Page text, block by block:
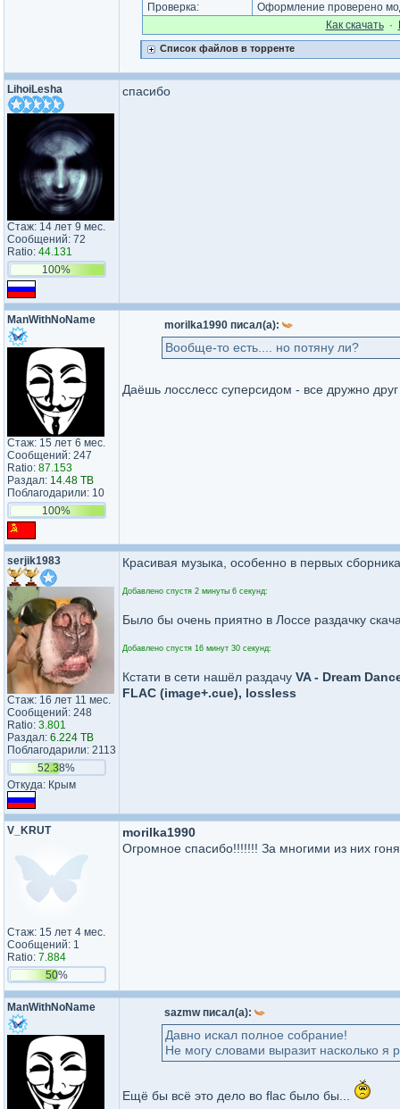
Проверка:
Оформление проверено
Как cкачать·
Список файлов в торренте
LihoiLesha
Стаж: 14 лет 9 мес.
Сообщений: 72
Ratio: 44.131
100%
спасибо
ManWithNoName
Стаж: 15 лет 6 мес.
Сообщений: 247
Ratio: 87.153
Раздал: 14.48 TB
Поблагодарили: 10
100%
morilka1990 писал(а):
Вообще-то есть.... но потяну ли?
Даёшь лосслесс суперсидом - все дружно
serjik1983
Стаж: 16 лет 11 мес.
Сообщений: 248
Ratio: 3.801
Раздал: 6.224 TB
Поблагодарили: 2113
52.38%
Откуда: Крым
Красивая музыка, особенно в первых
Добавлено спустя 2 минуты 6 секунд:
Было бы очень приятно в Лоссе раздачку
Добавлено спустя 16 минут 30 секунд:
Кстати в сети нашёл раздачу VA - Dream
FLAC (image+.cue), lossless
V_KRUT
Стаж: 15 лет 4 мес.
Сообщений: 1
Ratio: 7.884
50%
morilka1990
Огромное спасибо!!!!!!! За многими из них
ManWithNoName sazmw писал(а):
Давно искал полное собрание!
Не могу словами выразит насколько я
Ещё бы всё это дело во flac было бы...